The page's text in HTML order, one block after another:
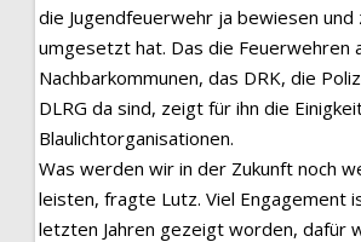
die Jugendfeuerwehr ja bewiesen und
umgesetzt hat. Das die Feuerwehren
Nachbarkommunen, das DRK, die
DLRG da sind, zeigt für ihn die
Blaulichtorganisationen.
Was werden wir in der Zukunft noch
leisten, fragte Lutz. Viel Engagement
letzten Jahren gezeigt worden, dafür